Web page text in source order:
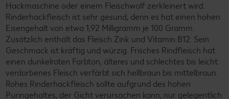
Hackmaschine oder einem Fleischwolf zerkleinert wird.
Rinderhackfleisch ist sehr gesund, denn es hat einen hohen
Eisengehalt von etwa 1,92 Milligramm je 100 Gramm.
Zusätzlich enthält das Fleisch Zink und Vitamin B12. Sein
Geschmack ist kräftig und würzig. Frisches Rindfleisch hat
einen dunkelroten Farbton, älteres und schlechtes bis leicht
verdorbenes Fleisch verfärbt sich hellbraun bis mittelbraun.
Rohes Rinderhackfleisch sollte aufgrund des hohen
Puringehaltes, der Gicht verursachen kann, nur gelegentlich